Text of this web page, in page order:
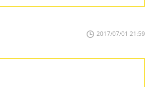
2017/07/01 21:59